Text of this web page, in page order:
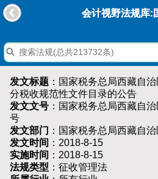
发文标题 ：国家税务总局西藏自
分税收规范性文件目录的公告
发文文号 ： 国家税务总局西藏自
号
发文部门 ：国家税务总局西藏自
发文时间 ：2018-8-15
实施时间 ：2018-8-15
法规类型 ：征收管理法